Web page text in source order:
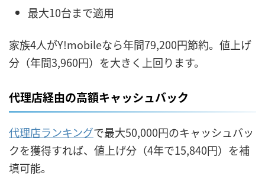
最大10台まで適用
家族4人がY!mobileなら年間79,200円節約。値上げ
分（年間3,960円）を大きく上回ります。
代理店経由の高額キャッシュバック
代理店ランキングで最大50,000円のキャッシュバッ
クを獲得すれば、値上げ分（4年で15,840円）を補
填可能。